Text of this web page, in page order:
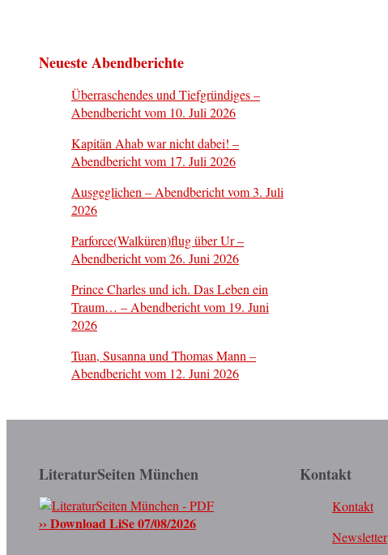
Neueste Abendberichte
Überraschendes und Tiefgründiges –
Abendbericht vom 10. Juli 2026
Kapitän Ahab war nicht dabei! –
Abendbericht vom 17. Juli 2026
Ausgeglichen – Abendbericht vom 3. Juli
2026
Parforce(Walküren)flug über Ur –
Abendbericht vom 26. Juni 2026
Prince Charles und ich. Das Leben ein
Traum… – Abendbericht vom 19. Juni
2026
Tuan, Susanna und Thomas Mann –
Abendbericht vom 12. Juni 2026
LiteraturSeiten München
›› Download LiSe 07/08/2026
Kontakt
Kontakt
Newsletter